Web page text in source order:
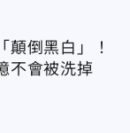
顛倒黑白」！
不會被洗掉